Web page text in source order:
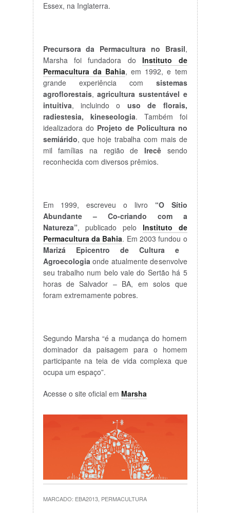
Essex, na Inglaterra.
Precursora da Permacultura no Brasil,
Marsha foi fundadora doInstituto de
Permacultura da Bahia, em 1992, e tem
grande experiência com sistemas
agroflorestais,agricultura sustentável e
intuitiva, incluindo o uso de florais,
radiestesia, kineseologia. Também foi
idealizadora do Projeto de Policultura no
semiárido, que hoje trabalha com mais de
mil famílias na região de Irecêsendo
reconhecida com diversos prêmios.
Em 1999, escreveu o livro “O Sítio
Abundante – Co-criando com a
Natureza”, publicado pelo Instituto de
Permacultura da Bahia. Em 2003 fundou o
Marizá Epicentro de Cultura e
Agroecologiaonde atualmente desenvolve
seu trabalho num belo vale do Sertão há 5
horas de Salvador – BA, em solos que
foram extremamente pobres.
Segundo Marsha “é a mudança do homem
dominador da paisagem para o homem
participante na teia de vida complexa que
ocupa um espaço”.
Acesse o site oficial em Marsha
MARCADO: EBA2013, PERMACULTURA